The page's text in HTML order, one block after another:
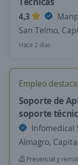
4,3
San Telmo,
Hace 2 días
Empleo
Soporte de
soporte
Infomedical
Almagro,
Presencial y